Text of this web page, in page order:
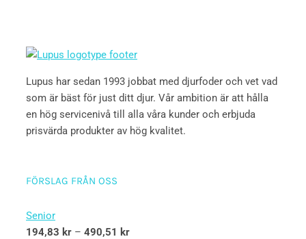
Lupus har sedan 1993 jobbat med djurfoder och vet vad
som är bäst för just ditt djur. Vår ambition är att hålla
en hög servicenivå till alla våra kunder och erbjuda
prisvärda produkter av hög kvalitet.
FÖRSLAG FRÅN OSS
Senior
194,83 kr – 490,51 kr